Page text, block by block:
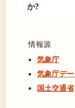
か?
情報源
気象庁
気象庁デ
国土交通省